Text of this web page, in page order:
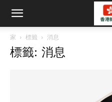
家 標籤 消息
標籤: 消息